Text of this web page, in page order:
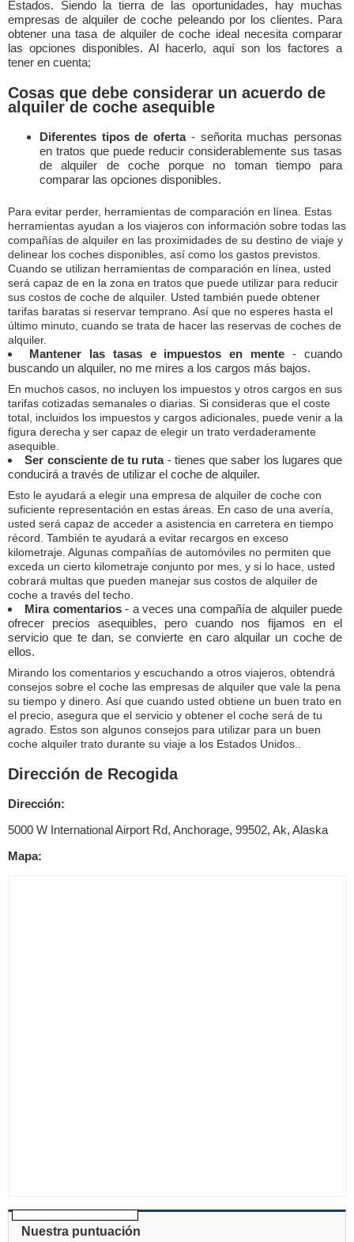
Estados. Siendo la tierra de las oportunidades, hay muchas
empresas de alquiler de coche peleando por los clientes. Para
obtener una tasa de alquiler de coche ideal necesita comparar
las opciones disponibles. Al hacerlo, aquí son los factores a
tener en cuenta;
Cosas que debe considerar un acuerdo de
alquiler de coche asequible
Diferentes tipos de oferta- señorita muchas personas
en tratos que puede reducir considerablemente sus tasas
de alquiler de coche porque no toman tiempo para
comparar las opciones disponibles.
Para evitar perder, herramientas de comparación en línea. Estas
herramientas ayudan a los viajeros con información sobre todas las
compañías de alquiler en las proximidades de su destino de viaje y
delinear los coches disponibles, así como los gastos previstos.
Cuando se utilizan herramientas de comparación en línea, usted
será capaz de en la zona en tratos que puede utilizar para reducir
sus costos de coche de alquiler. Usted también puede obtener
tarifas baratas si reservar temprano. Así que no esperes hasta el
último minuto, cuando se trata de hacer las reservas de coches de
alquiler.
Mantener las tasas e impuestos en mente - cuando
buscando un alquiler, no me mires a los cargos más bajos.
En muchos casos, no incluyen los impuestos y otros cargos en sus
tarifas cotizadas semanales o diarias. Si consideras que el coste
total, incluidos los impuestos y cargos adicionales, puede venir a la
figura derecha y ser capaz de elegir un trato verdaderamente
asequible.
Ser consciente de tu ruta- tienes que saber los lugares que
conducirá a través de utilizar el coche de alquiler.
Esto le ayudará a elegir una empresa de alquiler de coche con
suficiente representación en estas áreas. En caso de una avería,
usted será capaz de acceder a asistencia en carretera en tiempo
récord. También te ayudará a evitar recargos en exceso
kilometraje. Algunas compañías de automóviles no permiten que
exceda un cierto kilometraje conjunto por mes, y si lo hace, usted
cobrará multas que pueden manejar sus costos de alquiler de
coche a través del techo.
Mira comentarios- a veces una compañía de alquiler puede
ofrecer precios asequibles, pero cuando nos fijamos en el
servicio que te dan, se convierte en caro alquilar un coche de
ellos.
Mirando los comentarios y escuchando a otros viajeros, obtendrá
consejos sobre el coche las empresas de alquiler que vale la pena
su tiempo y dinero. Así que cuando usted obtiene un buen trato en
el precio, asegura que el servicio y obtener el coche será de tu
agrado. Estos son algunos consejos para utilizar para un buen
coche alquiler trato durante su viaje a los Estados Unidos..
Dirección de Recogida
Dirección:
5000 W International Airport Rd, Anchorage, 99502, Ak, Alaska
Mapa:
Nuestra puntuación